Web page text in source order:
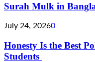
Surah Mulk in Bangla:
July 24, 20260
Honesty Is the Best
Students